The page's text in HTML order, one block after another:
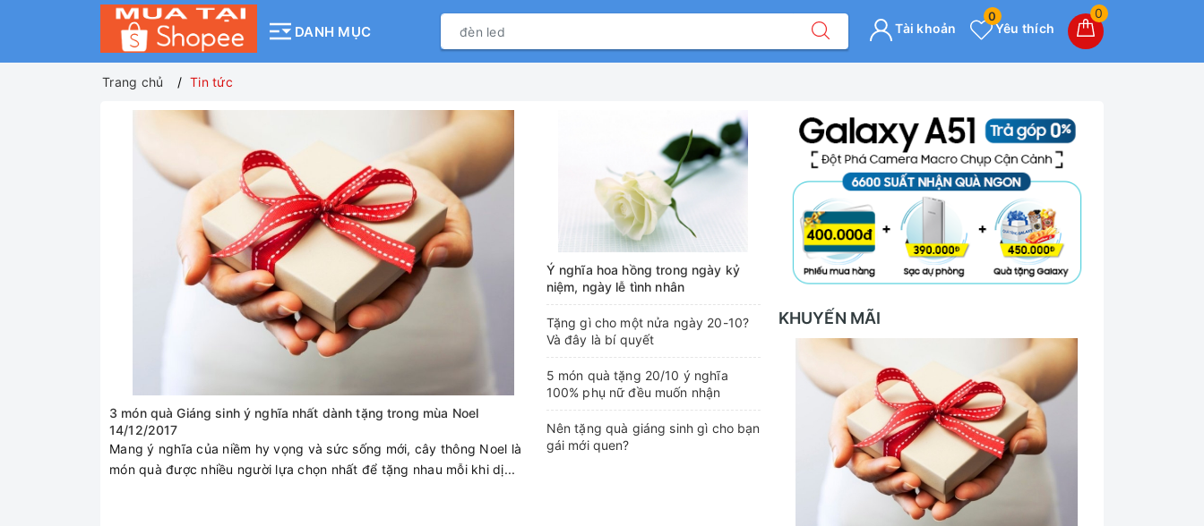
DANH MỤC
0
Yêu thích
0
Tài khoản
Trang chủ Tin tức
3 món quà Giáng sinh ý nghĩa nhất dành tặng trong mùa Noel
14/12/2017
Mang ý nghĩa của niềm hy vọng và sức sống mới, cây thông Noel là
món quà được nhiều người lựa chọn nhất để tặng nhau mỗi khi dị...
Ý nghĩa hoa hồng trong ngày kỷ
niệm, ngày lễ tình nhân
Tặng gì cho một nửa ngày 20-10?
Và đây là bí quyết
5 món quà tặng 20/10 ý nghĩa
100% phụ nữ đều muốn nhận
Nên tặng quà giáng sinh gì cho bạn
gái mới quen?
KHUYẾN MÃI